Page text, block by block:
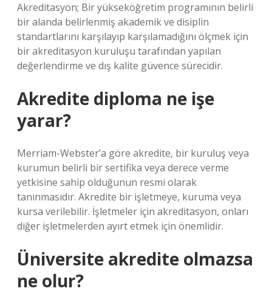
Akreditasyon; Bir yükseköğretim programının belirli
bir alanda belirlenmiş akademik ve disiplin
standartlarını karşılayıp karşılamadığını ölçmek için
bir akreditasyon kuruluşu tarafından yapılan
değerlendirme ve dış kalite güvence sürecidir.
Akredite diploma ne işe
yarar?
Merriam-Webster’a göre akredite, bir kuruluş veya
kurumun belirli bir sertifika veya derece verme
yetkisine sahip olduğunun resmi olarak
tanınmasıdır. Akredite bir işletmeye, kuruma veya
kursa verilebilir. İşletmeler için akreditasyon, onları
diğer işletmelerden ayırt etmek için önemlidir.
Üniversite akredite olmazsa
ne olur?